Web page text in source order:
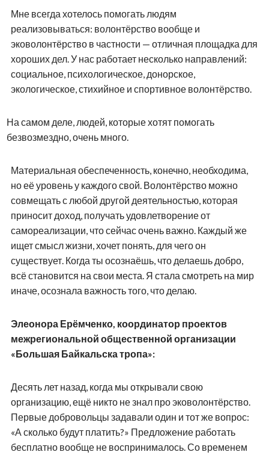
Мне всегда хотелось помогать людям
реализовываться: волонтёрство вообще и
эковолонтёрство в частности — отличная площадка для
хороших дел. У нас работает несколько направлений:
социальное, психологическое, донорское,
экологическое, стихийное и спортивное волонтёрство.
На самом деле, людей, которые хотят помогать
безвозмездно, очень много.
Материальная обеспеченность, конечно, необходима,
но её уровень у каждого свой. Волонтёрство можно
совмещать с любой другой деятельностью, которая
приносит доход, получать удовлетворение от
самореализации, что сейчас очень важно. Каждый же
ищет смысл жизни, хочет понять, для чего он
существует. Когда ты осознаёшь, что делаешь добро,
всё становится на свои места. Я стала смотреть на мир
иначе, осознала важность того, что делаю.
Элеонора Ерёмченко, координатор проектов
межрегиональной общественной организации
«Большая Байкальска тропа»:
Десять лет назад, когда мы открывали свою
организацию, ещё никто не знал про эковолонтёрство.
Первые добровольцы задавали один и тот же вопрос:
«А сколько будут платить?» Предложение работать
бесплатно вообще не воспринималось. Со временем